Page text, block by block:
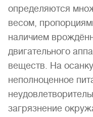
определяются
весом,
наличием
двигательного
веществ. На
неполноценное
загрязнение